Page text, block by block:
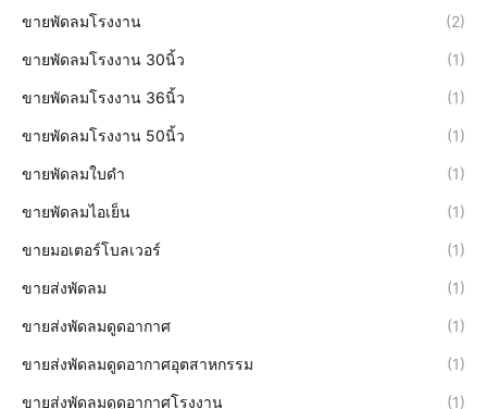
ขายพัดลมโรงงาน (2)
ขายพัดลมโรงงาน 30นิ้ว (1)
ขายพัดลมโรงงาน 36นิ้ว (1)
ขายพัดลมโรงงาน 50นิ้ว (1)
ขายพัดลมใบดำ (1)
ขายพัดลมไอเย็น (1)
ขายมอเตอร์โบลเวอร์ (1)
ขายส่งพัดลม (1)
ขายส่งพัดลมดูดอากาศ (1)
ขายส่งพัดลมดูดอากาศอุตสาหกรรม (1)
ขายส่งพัดลมดูดอากาศโรงงาน (1)